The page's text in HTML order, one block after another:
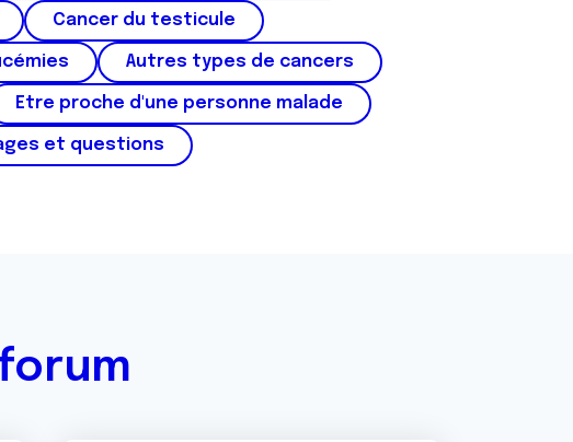
Cancer du testicule
Autres types de cancers
Etre proche d'une personne malade
et questions